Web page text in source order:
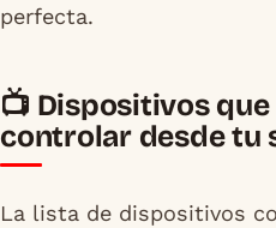
perfecta.
📺 Dispositivos
controlar desde tu
La lista de dispositivos